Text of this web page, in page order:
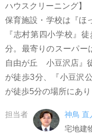
ハウスクリーニング】
保育施設・学校は『ほ
『志村第四小学校』
分。最寄りのスーパー
自由が丘 小豆沢店』
が徒歩3分、『小豆沢
が徒歩5分の場所にあり
担当者 神鳥 直
宅地建